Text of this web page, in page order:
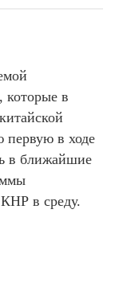
которые в
первую в ходе
в ближайшие
в среду.